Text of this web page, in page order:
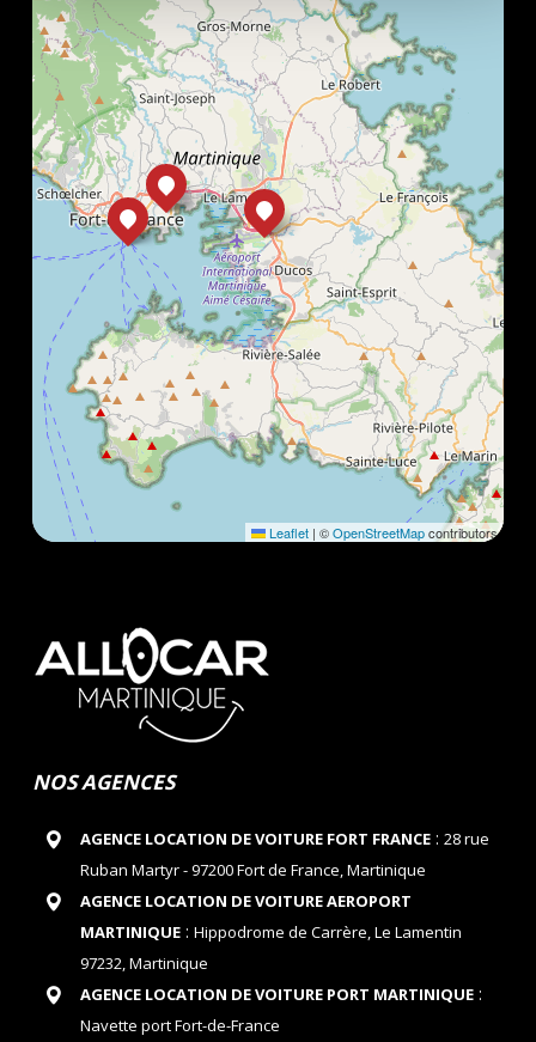
Leaflet | ©OpenStreetMapcontributors
NOS AGENCES
AGENCE LOCATION DE VOITURE FORT FRANCE: 28 rue
Ruban Martyr - 97200 Fort de France, Martinique
AGENCE LOCATION DE VOITURE AEROPORT
MARTINIQUE: Hippodrome de Carrère, Le Lamentin
97232, Martinique
AGENCE LOCATION DE VOITURE PORT MARTINIQUE:
Navette port Fort-de-France